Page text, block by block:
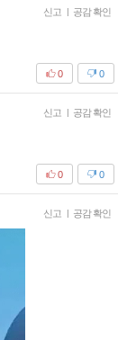
신고 공감 확인
0
0
신고 공감 확인
0
0
신고 공감 확인